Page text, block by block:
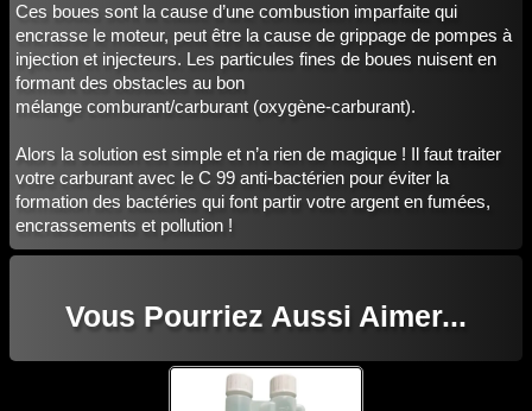
Ces boues sont la cause d’une combustion imparfaite qui
encrasse le moteur, peut être la cause de grippage de pompes à
injection et injecteurs. Les particules fines de boues nuisent en
formant des obstacles au bon
mélange comburant/carburant (oxygène-carburant).
Alors la solution est simple et n’a rien de magique ! Il faut traiter
votre carburant avec le C 99 anti-bactérien pour éviter la
formation des bactéries qui font partir votre argent en fumées,
encrassements et pollution !
Vous Pourriez Aussi Aimer...